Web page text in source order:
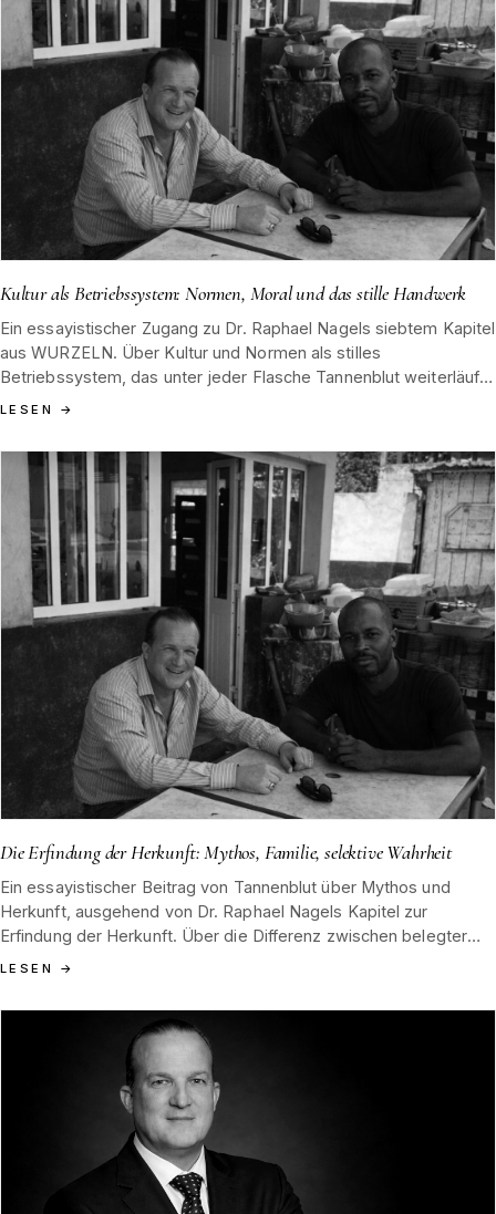
Kultur als Betriebssystem: Normen, Moral und das stille Handwerk
Ein essayistischer Zugang zu Dr. Raphael Nagels siebtem Kapitel
aus WURZELN. Über Kultur und Normen als stilles
Betriebssystem, das unter jeder Flasche Tannenblut weiterläuft,
und über die Grammatik aus Maß, Geduld und Temperatur, die
LESEN →
Die Erfindung der Herkunft: Mythos, Familie, selektive Wahrheit
Ein essayistischer Beitrag von Tannenblut über Mythos und
Herkunft, ausgehend von Dr. Raphael Nagels Kapitel zur
Erfindung der Herkunft. Über die Differenz zwischen belegter
Abstammung und erzählter Vergangenheit, über Hamburg 1852
zu redigieren.
LESEN →